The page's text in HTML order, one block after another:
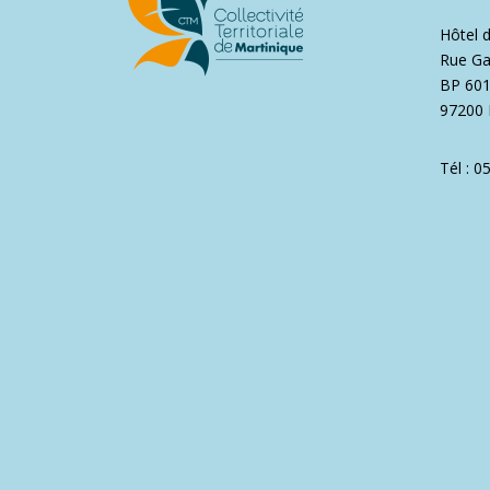
Hôtel
Rue
BP 601
97200
Tél :